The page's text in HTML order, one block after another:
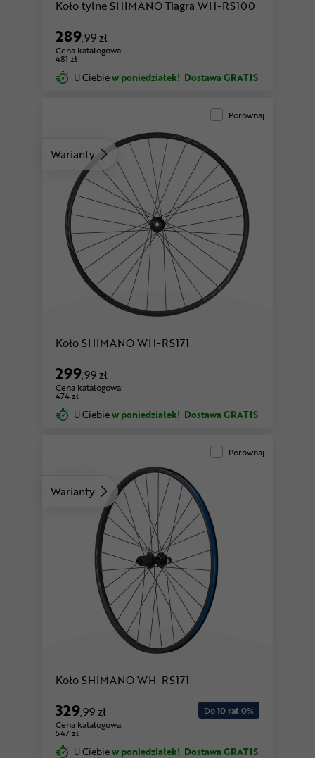
Koło tylne SHIMANO Tiagra WH-RS100
289,99 zł
Cena katalogowa:
481 zł
U Ciebiew poniedziałek! Dostawa GRATIS
Warianty
Porównaj
Koło SHIMANO WH-RS171
299,99 zł
Cena katalogowa:
474 zł
U Ciebiew poniedziałek! Dostawa GRATIS
Warianty
Porównaj
Koło SHIMANO WH-RS171
329,99 zł
Cena katalogowa:
547 zł
Do10 rat 0%
U Ciebiew poniedziałek! Dostawa GRATIS